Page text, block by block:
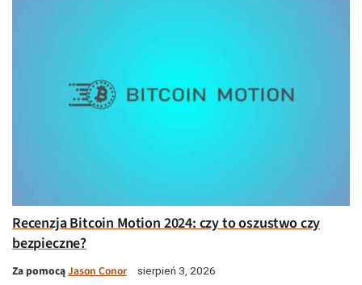
Recenzja Bitcoin Motion 2024: czy to oszustwo czy
bezpieczne?
Za pomocąJason Conor sierpień 3, 2026